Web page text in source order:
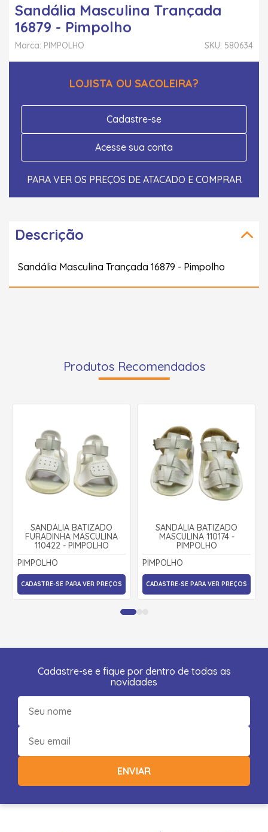
Sandália Masculina Trançada
16879 - Pimpolho
SKU: 580634
Marca: PIMPOLHO
LOJISTA OU SACOLEIRA?
Cadastre-se
Acesse sua conta
PARA VER OS PREÇOS DE ATACADO E COMPRAR
Descrição
Sandália Masculina Trançada 16879 - Pimpolho
Produtos Recomendados
SANDÁLIA BATIZADO
FURADINHA MASCULINA
110422 - PIMPOLHO
PIMPOLHO
CADASTRE-SE PARA VER PREÇOS
SANDÁLIA BATIZADO
MASCULINA 110174 -
PIMPOLHO
PIMPOLHO
CADASTRE-SE PARA VER PREÇOS
Cadastre-se e fique por dentro de todas as
novidades
ENVIAR